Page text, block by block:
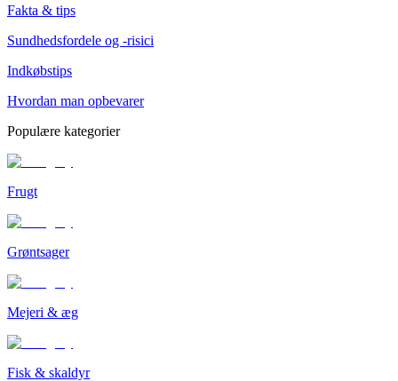
Fakta & tips
Sundhedsfordele og -risici
Indkøbstips
Hvordan man opbevarer
Populære kategorier
Frugt
Grøntsager
Mejeri & æg
Fisk & skaldyr